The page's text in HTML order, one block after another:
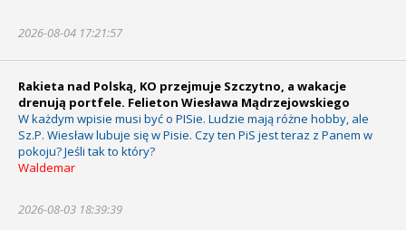
2026-08-04 17:21:57
Rakieta nad Polską, KO przejmuje Szczytno, a wakacje
drenują portfele. Felieton Wiesława Mądrzejowskiego
W każdym wpisie musi być o PISie. Ludzie mają różne hobby, ale
Sz.P. Wiesław lubuje się w Pisie. Czy ten PiS jest teraz z Panem w
pokoju? Jeśli tak to który?
Waldemar
2026-08-03 18:39:39